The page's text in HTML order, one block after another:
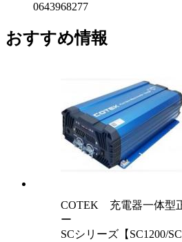
0643968277
おすすめ情報
COTEK 充電器一体型
ー
SCシリーズ【SC1200/